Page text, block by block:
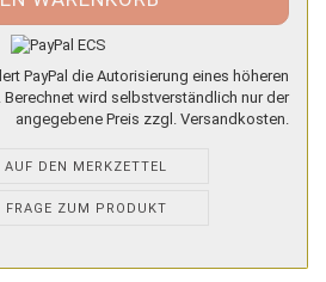
PayPal die Autorisierung eines höheren
wird selbstverständlich nur der
angegebene Preis zzgl. Versandkosten.
AUF DEN MERKZETTEL
FRAGE ZUM PRODUKT